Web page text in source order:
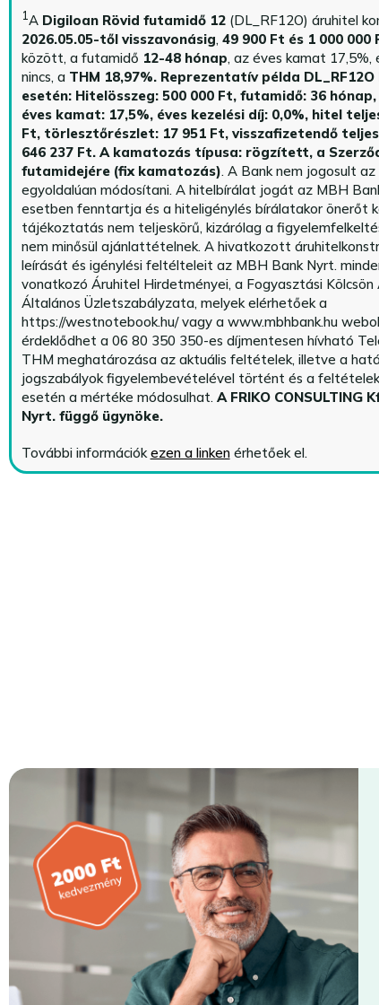
1A Digiloan Rövid futamidő 12(DL_RF12O) áruhitel
2026.05.05-től visszavonásig, 49 900 Ft és 1 000 000
között, a futamidő 12-48 hónap, az éves kamat 17,5%,
nincs, a THM 18,97%. Reprezentatív példa
esetén: Hitelösszeg: 500 000 Ft, futamidő: 36 hónap,
éves kamat: 17,5%, éves kezelési díj: 0,0%, hitel
Ft, törlesztőrészlet: 17 951 Ft, visszafizetendő
646 237 Ft. A kamatozás típusa: rögzített, a
futamidejére (fix kamatozás). A Bank nem jogosult
egyoldalúan módosítani. A hitelbírálat jogát az MBH
esetben fenntartja és a hiteligénylés bírálatakor önerőt
tájékoztatás nem teljeskörű, kizárólag a
nem minősül ajánlattételnek. A hivatkozott
leírását és igénylési feltélteleit az MBH Bank Nyrt.
vonatkozó Áruhitel Hirdetményei, a Fogyasztási Kölcsön
Általános Üzletszabályzata, melyek elérhetőek a
https://westnotebook.hu/vagy a www.mbhbank.hu
érdeklődhet a 06 80 350 350-es díjmentesen hívható
THM meghatározása az aktuális feltételek, illetve a
jogszabályok figyelembevételével történt és a
esetén a mértéke módosulhat. A FRIKO CONSULTING
Nyrt. függő ügynöke.
További információk ezen a linkenérhetőek el.